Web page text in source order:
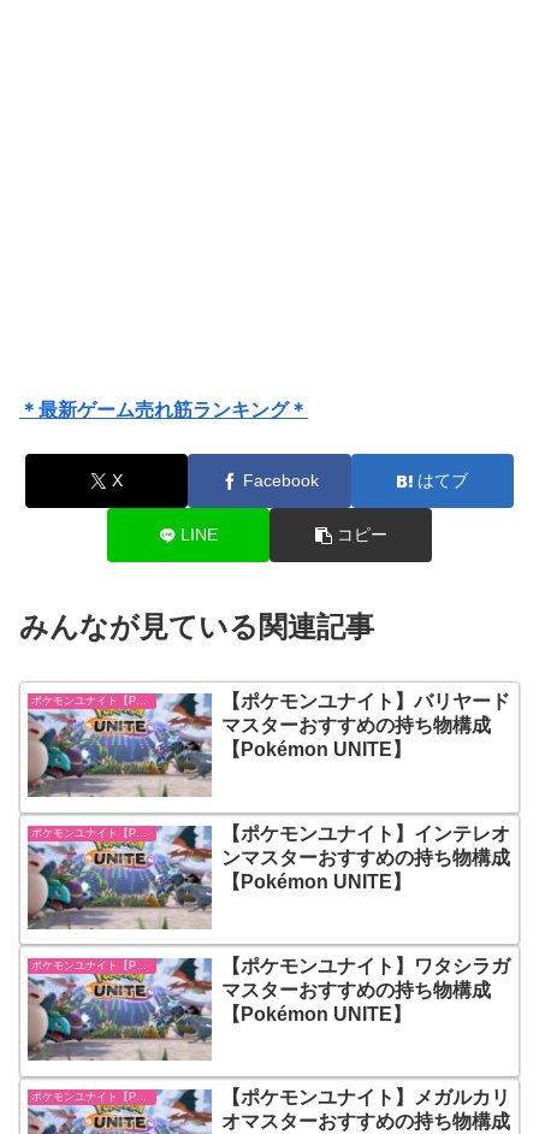
＊最新ゲーム売れ筋ランキング＊
X Facebook はてブ
LINE コピー
みんなが見ている関連記事
ポケモンユナイト【Pokémon UNITE】
【ポケモンユナイト】バリヤード
マスターおすすめの持ち物構成
【Pokémon UNITE】
【ポケモンユナイト】インテレオ
ンマスターおすすめの持ち物構成
【Pokémon UNITE】
【ポケモンユナイト】ワタシラガ
マスターおすすめの持ち物構成
【Pokémon UNITE】
ポケモンユナイト【Pokémon UNITE】
【ポケモンユナイト】メガルカリ
オマスターおすすめの持ち物構成